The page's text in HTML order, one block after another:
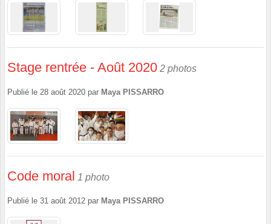
Stage rentrée - Août 2020 2 photos
Publié le 28 août 2020 par Maya PISSARRO
Code moral 1 photo
Publié le 31 août 2012 par Maya PISSARRO